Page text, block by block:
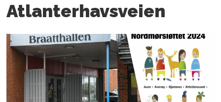
Atlanter­havsveien